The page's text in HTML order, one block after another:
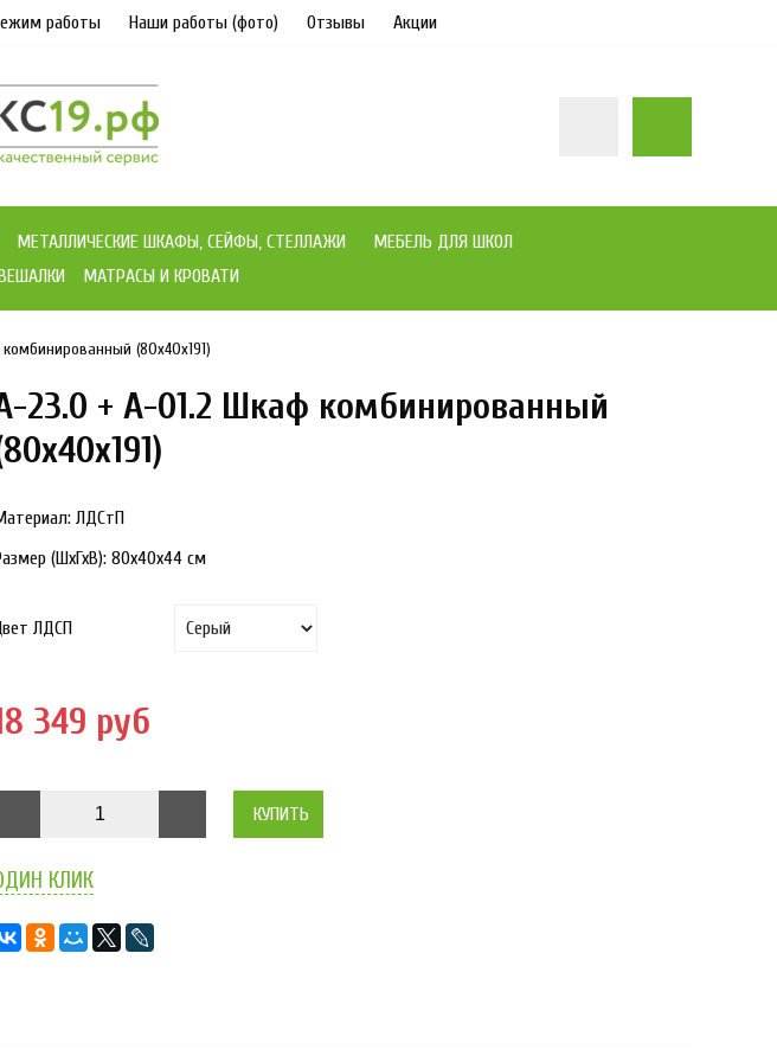
работы Наши работы (фото) Отзывы Акции
МЕТАЛЛИЧЕСКИЕ ШКАФЫ, СЕЙФЫ, СТЕЛЛАЖИ
МЕБЕЛЬ ДЛЯ ШКОЛ
МАТРАСЫ И КРОВАТИ
(80x40x191)
под заказ
23.0 + А-01.2 Шкаф комбинированный
ЛДСтП
(ШхГхВ): 80x40x44 см
ЛДСП
349 руб
КУПИТЬ
КЛИК